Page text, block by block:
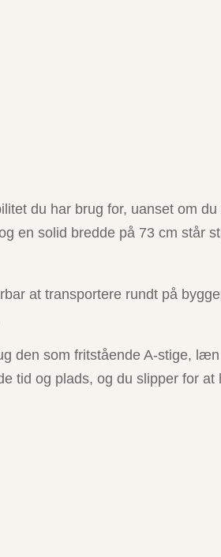
du har brug for, uanset om
en solid bredde på 73 cm står
at transportere rundt på
den som fritstående A-stige,
tid og plads, og du slipper for